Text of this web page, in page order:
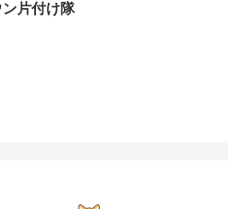
ン片付け隊